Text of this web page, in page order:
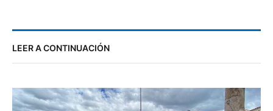
LEER A CONTINUACIÓN